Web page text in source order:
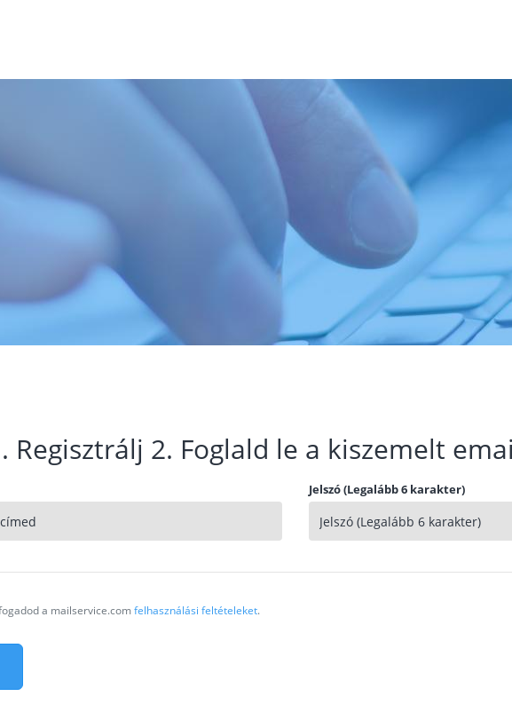
Regisztrálj 2. Foglald le a kiszemelt
Jelszó (Legalább 6 karakter)
a mailservice.comfelhasználási feltételeket.